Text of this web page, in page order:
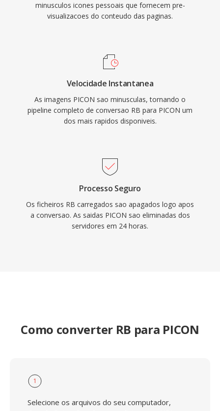
minusculos icones pessoais que fornecem pre-
visualizacoes do conteudo das paginas.
Velocidade Instantanea
As imagens PICON sao minusculas, tornando o
pipeline completo de conversao RB para PICON um
dos mais rapidos disponiveis.
Processo Seguro
Os ficheiros RB carregados sao apagados logo apos
a conversao. As saidas PICON sao eliminadas dos
servidores em 24 horas.
Como converter RB para PICON
1
Selecione os arquivos do seu computador,